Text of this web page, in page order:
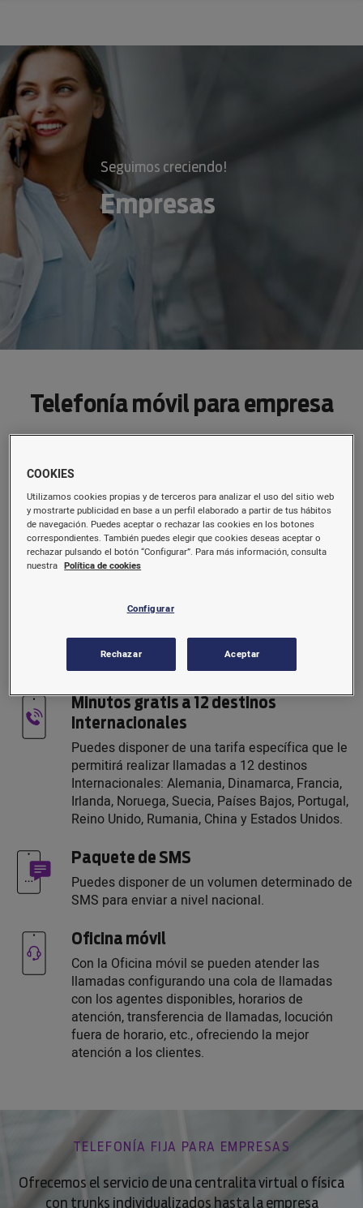
Seguimos creciendo!
Empresas
Telefonía móvil para empresa
Numeraciones cortas
Puede solicitar una numeración corta para cada
uno de los servicios contratados, lo que
comportará la asignación de un rango de
números de teléfono cortos para comunicarse
entre los móviles como si fueran extensiones
Desvío de llamadas de un número móvil a otro o
Minutos gratis a 12 destinos
Internacionales
Puedes disponer de una tarifa específica que le
permitirá realizar llamadas a 12 destinos
Internacionales: Alemania, Dinamarca, Francia,
Irlanda, Noruega, Suecia, Países Bajos, Portugal,
Reino Unido, Rumania, China y Estados Unidos.
Paquete de SMS
Puedes disponer de un volumen determinado de
SMS para enviar a nivel nacional.
Oficina móvil
Con la Oficina móvil se pueden atender las
llamadas configurando una cola de llamadas
con los agentes disponibles, horarios de
atención, transferencia de llamadas, locución
fuera de horario, etc., ofreciendo la mejor
atención a los clientes.
TELEFONÍA FIJA PARA EMPRESAS
Ofrecemos el servicio de una centralita virtual o física
con trunks individualizados hasta la empresa
COOKIES
Utilizamos cookies propias y de terceros para analizar el uso del sitio web
y mostrarte publicidad en base a un perfil elaborado a partir de tus hábitos
de navegación. Puedes aceptar o rechazar las cookies en los botones
correspondientes. También puedes elegir que cookies deseas aceptar o
rechazar pulsando el botón “Configurar”. Para más información, consulta
nuestra Política de cookies
Configurar
Rechazar Aceptar